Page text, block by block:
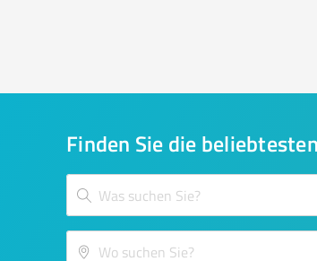
Finden Sie die